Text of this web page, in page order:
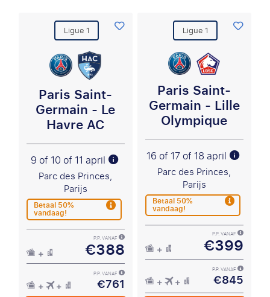
Ligue 1
Paris Saint-
Germain - Le
Havre AC
9 of 10 of 11 april
Parc des Princes,
Parijs
Betaal 50%
vandaag!
P.P. VANAF
€388
P.P. VANAF
€761
Ligue 1
Paris Saint-
Germain - Lille
Olympique
16 of 17 of 18 april
Parc des Princes,
Parijs
Betaal 50%
vandaag!
P.P. VANAF
€399
P.P. VANAF
€845